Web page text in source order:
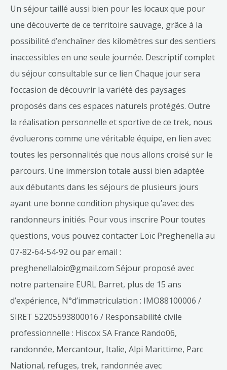
Un séjour taillé aussi bien pour les locaux que pour
une découverte de ce territoire sauvage, grâce à la
possibilité d’enchaîner des kilomètres sur des sentiers
inaccessibles en une seule journée. Descriptif complet
du séjour consultable sur ce lien Chaque jour sera
l’occasion de découvrir la variété des paysages
proposés dans ces espaces naturels protégés. Outre
la réalisation personnelle et sportive de ce trek, nous
évoluerons comme une véritable équipe, en lien avec
toutes les personnalités que nous allons croisé sur le
parcours. Une immersion totale aussi bien adaptée
aux débutants dans les séjours de plusieurs jours
ayant une bonne condition physique qu’avec des
randonneurs initiés. Pour vous inscrire Pour toutes
questions, vous pouvez contacter Loïc Preghenella au
07-82-64-54-92 ou par email :
preghenellaloic@gmail.com Séjour proposé avec
notre partenaire EURL Barret, plus de 15 ans
d’expérience, N°d’immatriculation : IMO88100006 /
SIRET 52205593800016 / Responsabilité civile
professionnelle : Hiscox SA France Rando06,
randonnée, Mercantour, Italie, Alpi Marittime, Parc
National, refuges, trek, randonnée avec